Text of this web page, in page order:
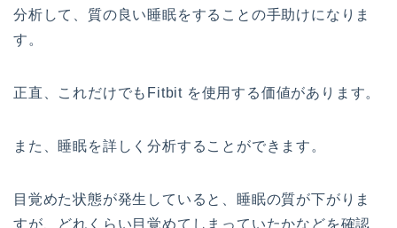
分析して、質の良い睡眠をすることの手助けになりま
す。
正直、これだけでもFitbit を使用する価値があります。
また、睡眠を詳しく分析することができます。
目覚めた状態が発生していると、睡眠の質が下がりま
すが、どれくらい目覚めてしまっていたかなどを確認